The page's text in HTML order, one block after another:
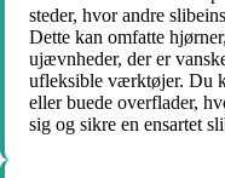
steder, hvor andre
Dette kan omfatte
ujævnheder, der er
ufleksible værktøjer. Du
eller buede overflader,
sig og sikre en ensartet